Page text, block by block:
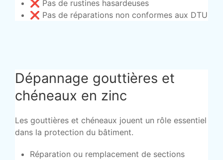
❌ Pas de rustines hasardeuses
❌ Pas de réparations non conformes aux DTU
Dépannage gouttières et
chéneaux en zinc
Les gouttières et chéneaux jouent un rôle essentiel
dans la protection du bâtiment.
Réparation ou remplacement de sections